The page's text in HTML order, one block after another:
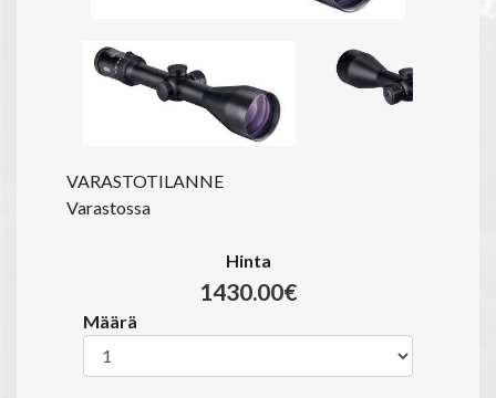
VARASTOTILANNE
Varastossa
Hinta
1430.00€
Määrä